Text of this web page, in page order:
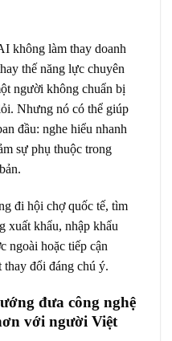
không làm thay doanh
thế năng lực chuyên
người không chuẩn bị
Nhưng nó có thể giúp
đầu: nghe hiểu nhanh
sự phụ thuộc trong
đi hội chợ quốc tế, tìm
xuất khẩu, nhập khẩu
ngoài hoặc tiếp cận
thay đổi đáng chú ý.
đưa công nghệ
với người Việt